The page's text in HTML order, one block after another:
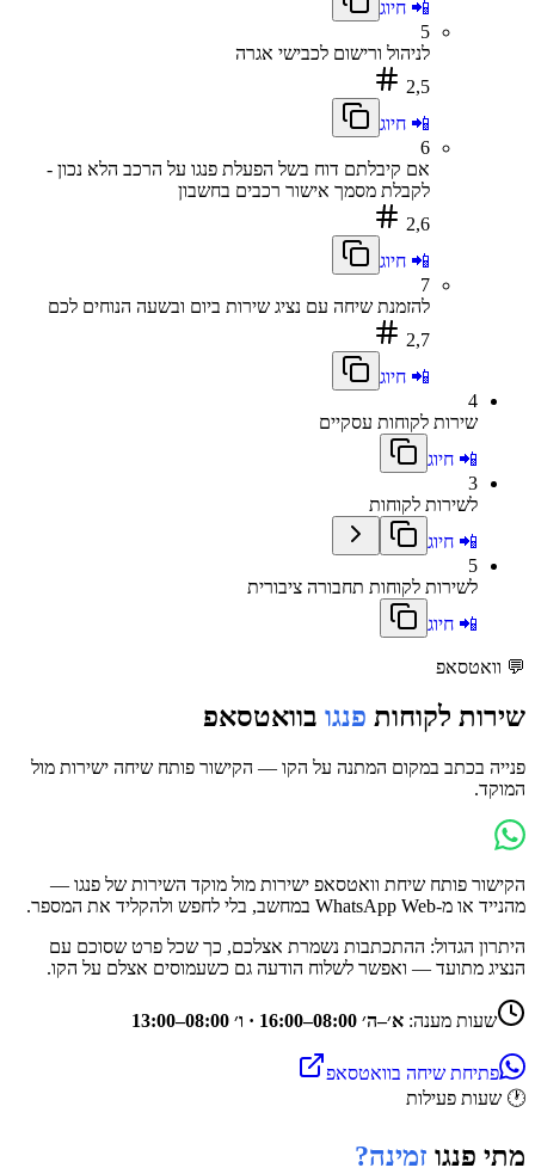
📲 חיוג
5
לניהול ורישום לכבישי אגרה
2,5
📲 חיוג
6
אם קיבלתם דוח בשל הפעלת פנגו על הרכב הלא נכון -
לקבלת מסמך אישור רכבים בחשבון
2,6
📲 חיוג
7
להזמנת שיחה עם נציג שירות ביום ובשעה הנוחים לכם
2,7
📲 חיוג
4
שירות לקוחות עסקיים
📲 חיוג
3
לשירות לקוחות
📲 חיוג
5
לשירות לקוחות תחבורה ציבורית
📲 חיוג
💬 וואטסאפ
שירות לקוחות פנגו בוואטסאפ
פנייה בכתב במקום המתנה על הקו — הקישור פותח שיחה ישירות מול
המוקד.
הקישור פותח שיחת וואטסאפ ישירות מול מוקד השירות של פנגו —
מהנייד או מ-WhatsApp Web במחשב, בלי לחפש ולהקליד את המספר.
היתרון הגדול: ההתכתבות נשמרת אצלכם, כך שכל פרט שסוכם עם
הנציג מתועד — ואפשר לשלוח הודעה גם כשעמוסים אצלם על הקו.
שעות מענה: א׳–ה׳ 08:00–16:00 · ו׳ 08:00–13:00
פתיחת שיחה בוואטסאפ
🕐 שעות פעילות
מתי פנגו זמינה?